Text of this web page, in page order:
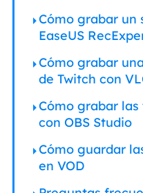
Cómo grabar un
EaseUS
Cómo grabar
de Twitch con
Cómo grabar
con OBS Studio
Cómo guardar
en VOD